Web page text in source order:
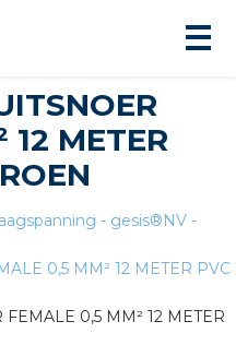
12 METER
- gesis®NV -